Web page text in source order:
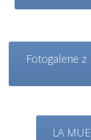
Fotogalerie
LA